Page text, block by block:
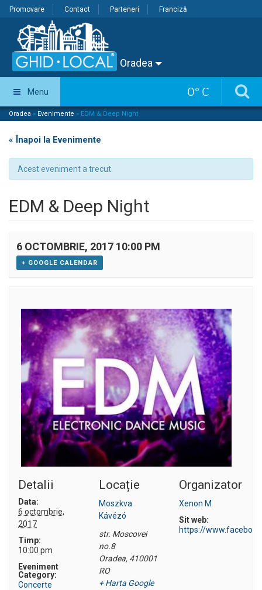
Promovare Contact Parteneri Franciză
Oradea
0° C
Menu
Oradea » Evenimente » EDM & Deep Night
« Înapoi la Evenimente
Acest eveniment a trecut.
EDM & Deep Night
6 OCTOMBRIE, 2017 10:00 PM
+ GOOGLE CALENDAR
Detalii
Data:
6 octombrie,
2017
Timp:
10:00 pm
Eveniment
Category:
Concerte
Locație
Moszkva
Kávézó
str. Moscovei
no.8
Oradea, 410001
RO
+ Harta Google
Organizator
Xenon M
Sit web:
https://